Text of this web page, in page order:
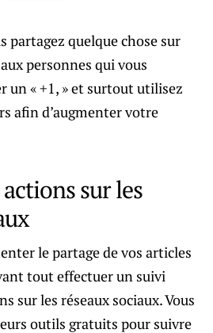
partagez quelque chose sur
personnes qui vous
un « +1, » et surtout utilisez
afin d’augmenter votre
sur les
le partage de vos articles
tout effectuer un suivi
sur les réseaux sociaux. Vous
outils gratuits pour suivre